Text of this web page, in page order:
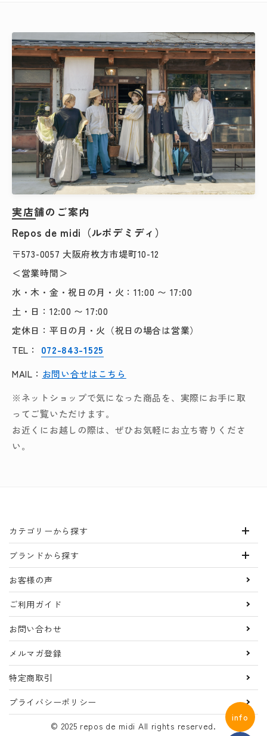
info
実店舗のご案内
Repos de midi（ルポデミディ）
〒573-0057 大阪府枚方市堤町10-12
＜営業時間＞
水・木・金・祝日の月・火：11:00 〜 17:00
土・日：12:00 〜 17:00
定休日：平日の月・火（祝日の場合は営業）
TEL：
072-843-1525
MAIL： お問い合せはこちら
※ネットショップで気になった商品を、実際にお手に取
ってご覧いただけます。
お近くにお越しの際は、ぜひお気軽にお立ち寄りくださ
い。
カテゴリーから探す
ブランドから探す
お客様の声
ご利用ガイド
お問い合わせ
メルマガ登録
特定商取引
プライバシーポリシー
© 2025 repos de midi All rights reserved.